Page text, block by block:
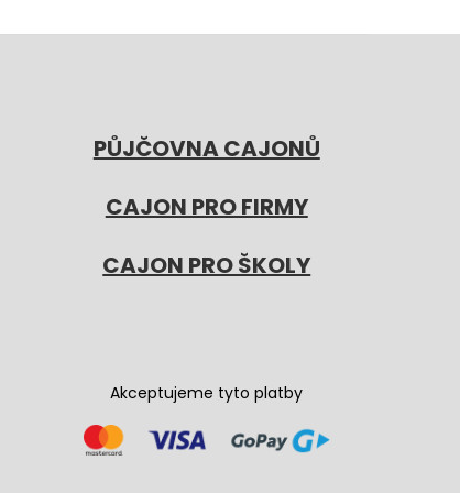
PŮJČOVNA CAJONŮ
CAJON PRO FIRMY
CAJON PRO ŠKOLY
Akceptujeme tyto platby